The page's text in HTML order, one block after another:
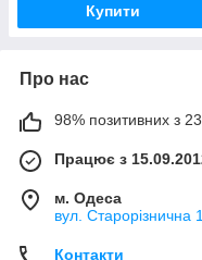
Купити
Про нас
98% позитивних з
Працює з
м. Одеса
вул. Старорізнична
Контакти